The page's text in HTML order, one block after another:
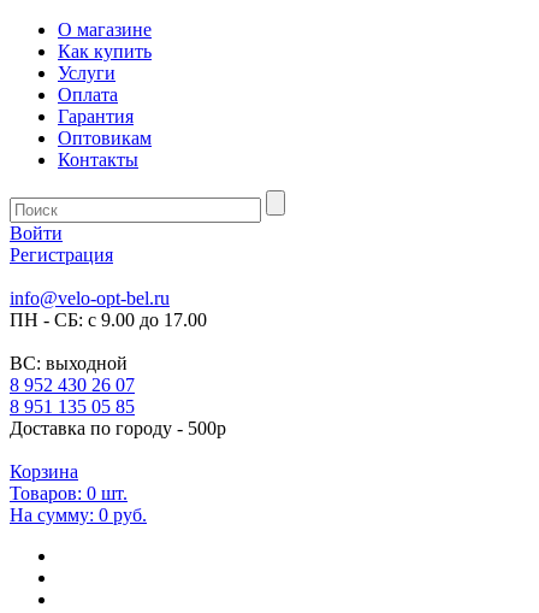
О магазине
Как купить
Услуги
Оплата
Гарантия
Оптовикам
Контакты
Войти
Регистрация
info@velo-opt-bel.ru
ПН - СБ: с 9.00 до 17.00
ВС: выходной
8 952 430 26 07
8 951 135 05 85
Доставка по городу - 500р
Корзина
Товаров: 0 шт.
На сумму: 0 руб.